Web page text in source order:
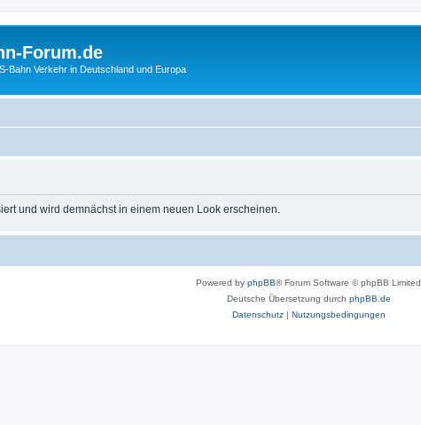
Forum.de
Bahn Verkehr in Deutschland und Europa
und wird demnächst in einem neuen Look erscheinen.
Powered by phpBB® Forum Software © phpBB Limited
Deutsche Übersetzung durch phpBB.de
Datenschutz| Nutzungsbedingungen